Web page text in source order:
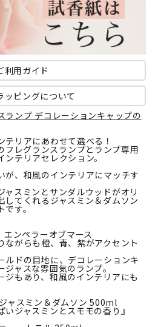
利用ガイド
ッピングについて
ランプ デコレーションキャップの
リアにあわせて選べる！
フレグランスランプとランプ専用
テリアセレクション。
が、和風のインテリアにマッチす
ャスミンとサンダルウッドがオリ
してくれるジャスミン＆ダムソン
す。
ンペラーオブマース
ながらも橙、青、紫がアクセント
ルドの目地に、デコレーションキ
ャスな雰囲気のランプ。
ジもあり、和風のインテリアにも
スミン＆ダムソン 500ml
いジャスミンとスモモの香り』